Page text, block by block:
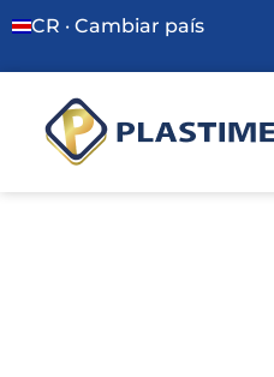
CR · Cambiar país